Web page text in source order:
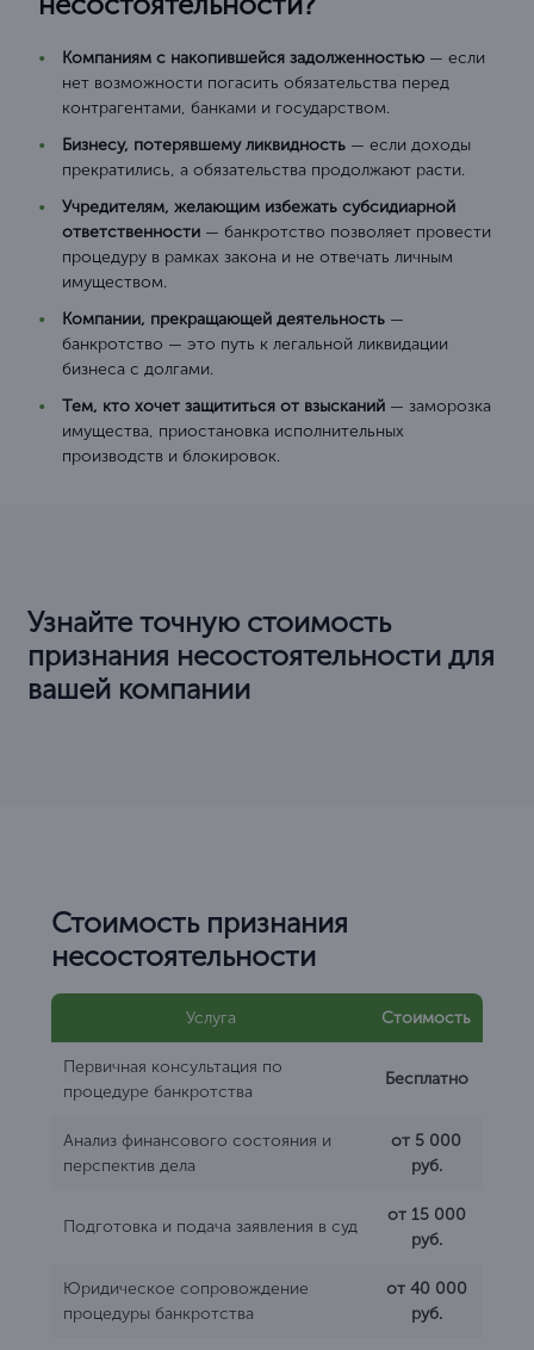
Компаниям с накопившейся задолженностью — если
нет возможности погасить обязательства перед
контрагентами, банками и государством.
Бизнесу, потерявшему ликвидность — если доходы
прекратились, а обязательства продолжают расти.
Учредителям, желающим избежать субсидиарной
ответственности — банкротство позволяет провести
процедуру в рамках закона и не отвечать личным
имуществом.
Компании, прекращающей деятельность —
банкротство — это путь к легальной ликвидации
бизнеса с долгами.
Тем, кто хочет защититься от взысканий — заморозка
имущества, приостановка исполнительных
производств и блокировок.
Узнайте точную стоимость
признания несостоятельности для
вашей компании
Стоимость признания
несостоятельности
Услуга Стоимость
Первичная консультация по
процедуре банкротства
Бесплатно
Анализ финансового состояния и
перспектив дела
от 5 000
руб.
Подготовка и подача заявления в суд
от 15 000
руб.
Юридическое сопровождение
процедуры банкротства
от 40 000
руб.